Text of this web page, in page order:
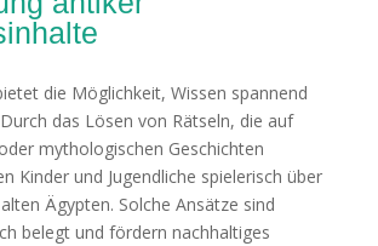
die Möglichkeit, Wissen spannend
das Lösen von Rätseln, die auf
mythologischen Geschichten
Kinder und Jugendliche spielerisch über
Ägypten. Solche Ansätze sind
belegt und fördern nachhaltiges